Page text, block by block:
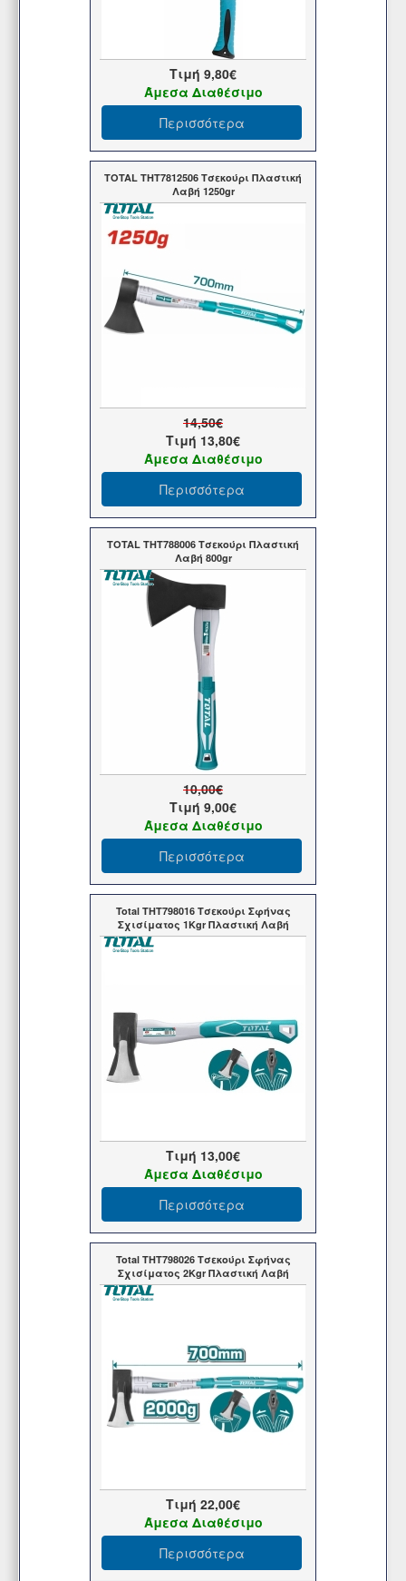
Τιμή 9,80€
Άμεσα Διαθέσιμο
Περισσότερα
TOTAL THT7812506 Τσεκούρι Πλαστική
Λαβή 1250gr
14,50€
Τιμή 13,80€
Άμεσα Διαθέσιμο
Περισσότερα
TOTAL THT788006 Τσεκούρι Πλαστική
Λαβή 800gr
10,00€
Τιμή 9,00€
Άμεσα Διαθέσιμο
Περισσότερα
Total THT798016 Τσεκούρι Σφήνας
Σχισίματος 1Kgr Πλαστική Λαβή
Τιμή 13,00€
Άμεσα Διαθέσιμο
Περισσότερα
Total THT798026 Τσεκούρι Σφήνας
Σχισίματος 2Kgr Πλαστική Λαβή
Τιμή 22,00€
Άμεσα Διαθέσιμο
Περισσότερα